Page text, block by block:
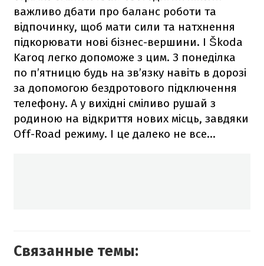
важливо дбати про баланс роботи та
відпочинку, щоб мати сили та натхнення
підкорювати нові бізнес-вершини. І Škoda
Karoq легко допоможе з цим. З понеділка
по п’ятницю будь на зв’язку навіть в дорозі
за допомогою бездротового підключення
телефону. А у вихідні сміливо рушай з
родиною на відкриття нових місць, завдяки
Off-Road режиму. І це далеко не все…
Связанные темы: